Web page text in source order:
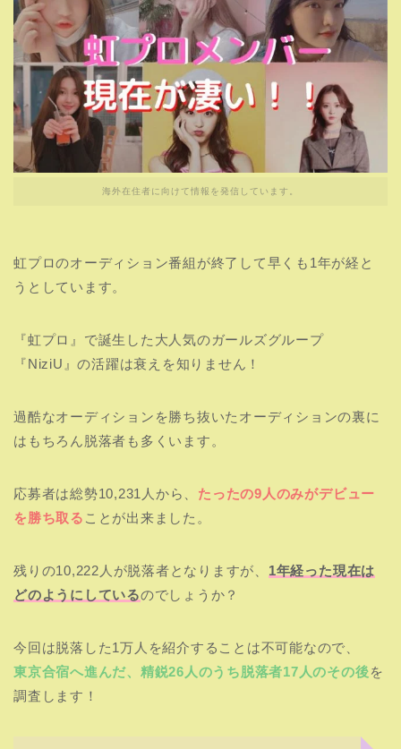
海外在住者に向けて情報を発信しています。
虹プロのオーディション番組が終了して早くも1年が経と
うとしています。
『虹プロ』で誕生した大人気のガールズグループ
『NiziU』の活躍は衰えを知りません！
過酷なオーディションを勝ち抜いたオーディションの裏に
はもちろん脱落者も多くいます。
応募者は総勢10,231人から、 たったの9人のみがデビュー
を勝ち取る ことが出来ました。
残りの10,222人が脱落者となりますが、 1年経った現在は
どのようにしているのでしょうか？
今回は脱落した1万人を紹介することは不可能なので、
東京合宿へ進んだ、精鋭26人のうち脱落者17人のその後を
調査します！